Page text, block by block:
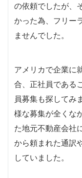
の依頼でしたが、
かった為、フリー
ませんでした。
アメリカで企業に
合、正社員である
員募集も探してみ
様な募集が全くな
た地元不動産会社
から頼まれた通訳
していました。